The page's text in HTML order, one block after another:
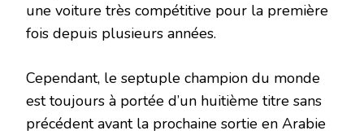
une voiture très compétitive pour la première
fois depuis plusieurs années.
Cependant, le septuple champion du monde
est toujours à portée d’un huitième titre sans
précédent avant la prochaine sortie en Arabie